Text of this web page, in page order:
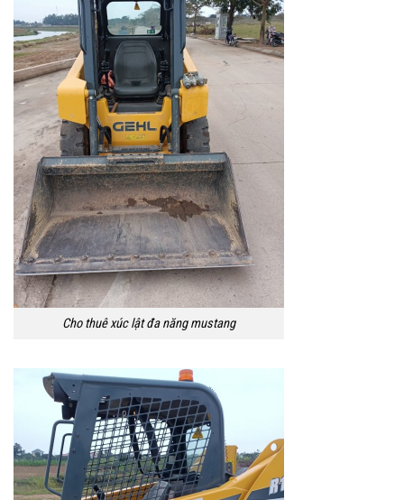
Cho thuê xúc lật đa năng mustang